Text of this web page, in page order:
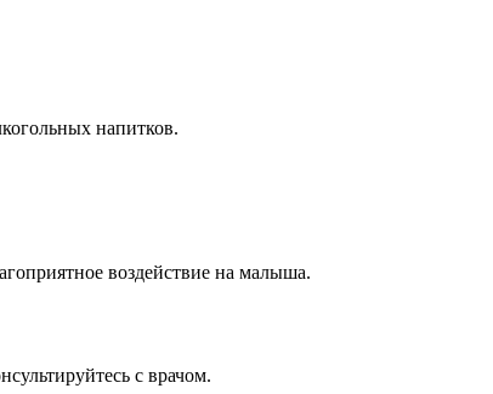
напитков.
воздействие на малыша.
с врачом.